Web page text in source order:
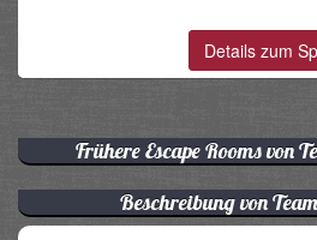
Details zum
Frühere Escape Rooms von
Beschreibung von